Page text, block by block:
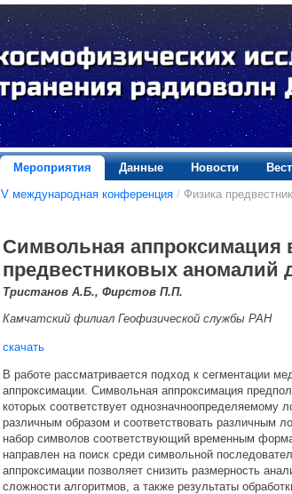
Мероприятия Данные Новости
V международная конференция / Физика
Символьная аппроксимация
предвестниковых аномалий
Тристанов А.Б., Фирстов П.П.
Камчатский филиал Геофизической службы РАН
скачать
В работе рассматривается подход к сегментации
аппроксимации. Символьная аппроксимация
которых соответствует
различным образом и соответствовать
набор символов соответствующий временным
направлен на поиск среди символьной
аппроксимации позволяет снизить размерность
сложности алгоритмов, а также результаты